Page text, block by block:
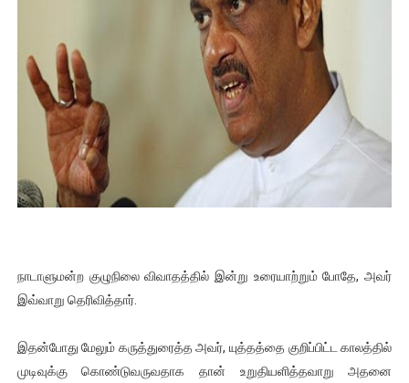
ஐ.நா முன்றலில் சீரற்ற காலநிலையிலும் தமிழின அழிப்பிற்கு
இளையராஜா – கமல் அவசர சந்திப்பு (படங்கள், விடியோ)
ஜனாதிபதி ஐக்கிய நாடுகளின் பொதுச் சபை கூட்டத்தில் இன்று
32 CM விநோத கன்றுக்குட்டி! (வீடியோ)
வலிமை தான் அஜித் திரைப்பயணத்திலே அதிக காலெக்ஷன் செய்த
நாடாளுமன்ற குழுநிலை விவாதத்தில் இன்று உரையாற்றும் போதே, அவர்
இவ்வாறு தெரிவித்தார்.
இதன்போது மேலும் கருத்துரைத்த அவர், யுத்தத்தை குறிப்பிட்ட காலத்தில்
முடிவுக்கு கொண்டுவருவதாக தான் உறுதியளித்தவாறு அதனை